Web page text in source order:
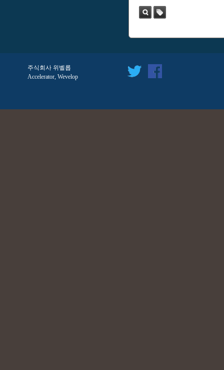
주식회사 위벨롭
Accelerator, Wevelop